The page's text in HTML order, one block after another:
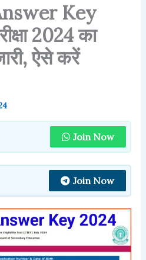
Key
2024 का
ऐसे करें
Join Now
Join Now